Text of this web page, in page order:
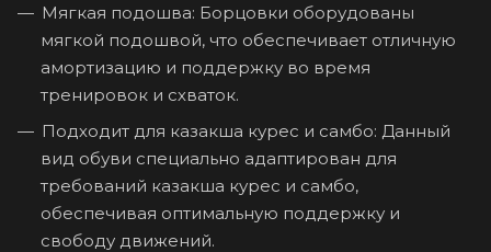
Мягкая подошва: Борцовки оборудованы
мягкой подошвой, что обеспечивает отличную
амортизацию и поддержку во время
тренировок и схваток.
Подходит для казакша курес и самбо: Данный
вид обуви специально адаптирован для
требований казакша курес и самбо,
обеспечивая оптимальную поддержку и
свободу движений.